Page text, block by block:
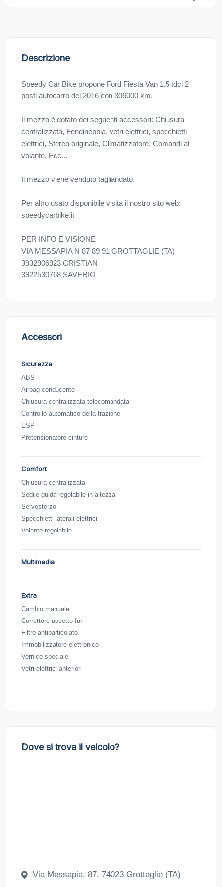
Descrizione
Speedy Car Bike propone Ford Fiesta Van 1.5 tdci 2
posti autocarro del 2016 con 306000 km.
Il mezzo è dotato dei seguenti accessori: Chiusura
centralizzata, Fendinebbia, vetri elettrici, specchietti
elettrici, Stereo originale, Climatizzatore, Comandi al
volante, Ecc...
Il mezzo viene venduto tagliandato.
Per altro usato disponibile visita il nostro sito web:
speedycarbike.it
PER INFO E VISIONE
VIA MESSAPIA N 87 89 91 GROTTAGLIE (TA)
3932906923 CRISTIAN
3922530768 SAVERIO
Accessori
Sicurezza
ABS
Airbag conducente
Chiusura centralizzata telecomandata
Controllo automatico della trazione
ESP
Pretensionatore cinture
Comfort
Chiusura centralizzata
Sedile guida regolabile in altezza
Servosterzo
Specchietti laterali elettrici
Volante regolabile
Multimedia
Extra
Cambio manuale
Correttore assetto fari
Filtro antiparticolato
Immobilizzatore elettronico
Vernice speciale
Vetri elettrici anteriori
Dove si trova il veicolo?
Via Messapia, 87, 74023 Grottaglie (TA)